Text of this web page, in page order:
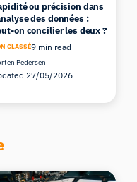
ou précision dans
des données :
on concilier les deux ?
CLASSÉ9 min read
Pedersen
27/05/2026